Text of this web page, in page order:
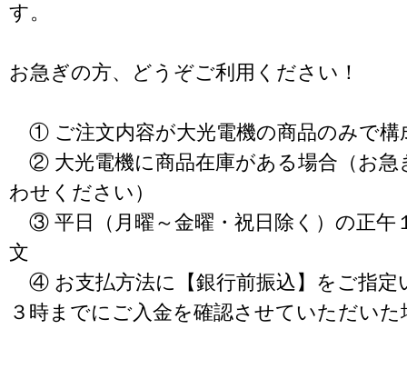
す。
お急ぎの方、どうぞご利用ください！
① ご注文内容が大光電機の商品のみで構
② 大光電機に商品在庫がある場合（お急
わせください）
③ 平日（月曜～金曜・祝日除く）の正午
文
④ お支払方法に【銀行前振込】をご指定
３時までにご入金を確認させていただいた